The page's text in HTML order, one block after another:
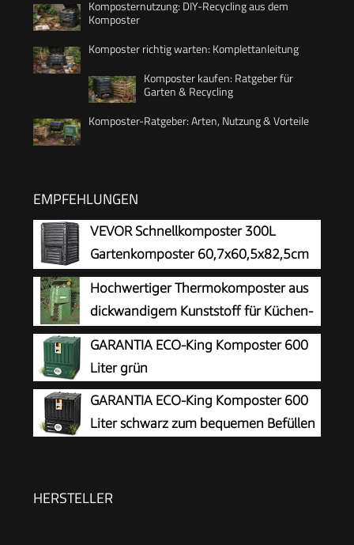
Komposternutzung: DIY-Recycling aus dem
Komposter
Komposter richtig warten: Komplettanleitung
Komposter kaufen: Ratgeber für
Garten & Recycling
Komposter-Ratgeber: Arten, Nutzung & Vorteile
EMPFEHLUNGEN
VEVOR Schnellkomposter 300L
Gartenkomposter 60,7x60,5x82,5cm
Thermokomposter PP-Kunststoff
Kompostierer korrosionsbeständig
hitzebeständig Kompostbehälter
Kompostierung für Reduzierung des Hausmülls
Hochwertiger Thermokomposter aus
dickwandigem Kunststoff für Küchen-
und Gartenabfälle –
Umweltschutzpreis Gewinner – Made in Austria
GARANTIA ECO-King Komposter 600
Liter grün
GARANTIA ECO-King Komposter 600
Liter schwarz zum bequemen Befüllen
HERSTELLER